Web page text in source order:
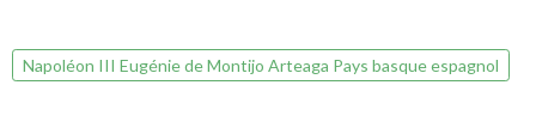
Napoléon III Eugénie de Montijo Arteaga Pays basque espagnol